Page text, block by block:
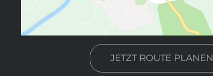
JETZT ROUTE PLANEN